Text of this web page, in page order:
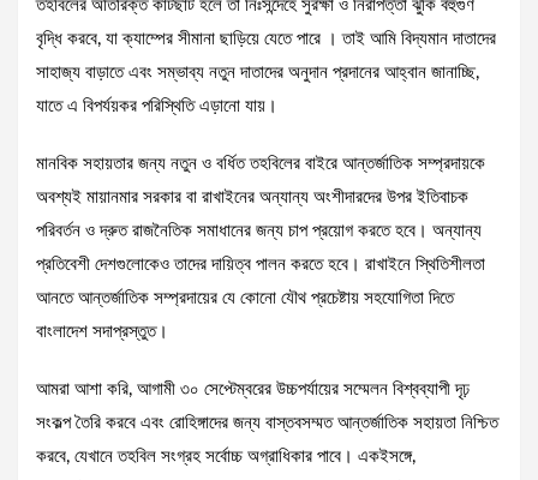
তহবিলের অতিরিক্ত কাটছাঁট হলে তা নিঃসন্দেহে সুরক্ষা ও নিরাপত্তা ঝুঁকি বহুগুণ
বৃদ্ধি করবে, যা ক্যাম্পের সীমানা ছাড়িয়ে যেতে পারে । তাই আমি বিদ্যমান দাতাদের
সাহাজ্য বাড়াতে এবং সম্ভাব্য নতুন দাতাদের অনুদান প্রদানের আহ্বান জানাচ্ছি,
যাতে এ বিপর্যয়কর পরিস্থিতি এড়ানো যায়।
মানবিক সহায়তার জন্য নতুন ও বর্ধিত তহবিলের বাইরে আন্তর্জাতিক সম্প্রদায়কে
অবশ্যই মায়ানমার সরকার বা রাখাইনের অন্যান্য অংশীদারদের উপর ইতিবাচক
পরিবর্তন ও দ্রুত রাজনৈতিক সমাধানের জন্য চাপ প্রয়োগ করতে হবে। অন্যান্য
প্রতিবেশী দেশগুলোকেও তাদের দায়িত্ব পালন করতে হবে। রাখাইনে স্থিতিশীলতা
আনতে আন্তর্জাতিক সম্প্রদায়ের যে কোনো যৌথ প্রচেষ্টায় সহযোগিতা দিতে
বাংলাদেশ সদাপ্রস্তুত।
আমরা আশা করি, আগামী ৩০ সেপ্টেম্বরের উচ্চপর্যায়ের সম্মেলন বিশ্বব্যাপী দৃঢ়
সংকল্প তৈরি করবে এবং রোহিঙ্গাদের জন্য বাস্তবসম্মত আন্তর্জাতিক সহায়তা নিশ্চিত
করবে, যেখানে তহবিল সংগ্রহ সর্বোচ্চ অগ্রাধিকার পাবে। একইসঙ্গে,